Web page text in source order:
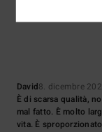
David8. dicembre
È di scarsa qualità,
mal fatto. È molto
vita. È